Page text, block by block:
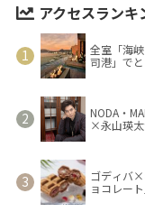
アクセスランキ
全室「海
司港」で
NODA・
×永山瑛
ゴディバ×
ョコレー